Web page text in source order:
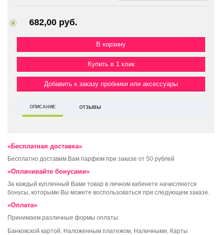
682,00 руб.
Купить в 1 клик
Добавить к заказу пробники или аксессуары
ОПИСАНИЕ ОТЗЫВЫ
«Бесплатная доставка»
Бесплатно доставим Вам парфюм при заказе от 50 рублей
«Оплачивайте бонусами»
За каждый купленный Вами товар в личном кабинете начисляются
бонусы, которыми Вы можете воспользоваться при следующем заказе.
«Оплата»
Принимаем различные формы оплаты:
Банковской картой, Наложенным платежом, Наличными, Карты